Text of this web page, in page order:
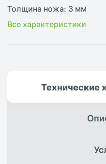
Толщина ножа: 3 мм
Все характеристики
Технические